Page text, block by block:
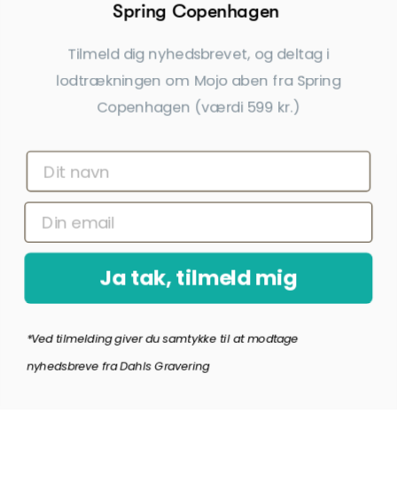
Tilmeld dig nyhedsbrevet
Få nyheder, tips og tilbud før andre
*Ved at indsende denne formular accepterer jeg, at de indtastede data bruges af Dahls
Gravering til at sende nyhedsbreve og kampagnetilbud. Afmelding kan altid ske nederst
Copyright © Dahls Gravering2026
Spring Copenhagen
Tilmeld dig nyhedsbrevet, og deltag i
lodtrækningen om Mojo aben fra Spring
Copenhagen (værdi 599 kr.)
Ja tak, tilmeld mig
*Ved tilmelding giver du samtykke til at modtage
nyhedsbreve fra Dahls Gravering